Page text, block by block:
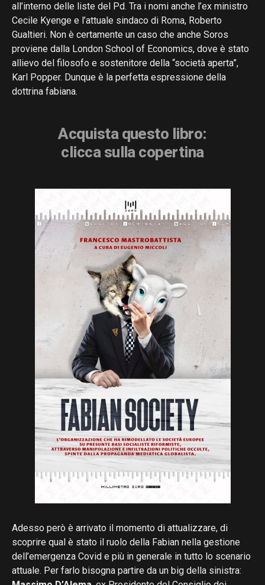
all’interno delle liste del Pd. Tra i nomi anche l’ex ministro
Cecile Kyenge e l’attuale sindaco di Roma, Roberto
Gualtieri. Non è certamente un caso che anche Soros
proviene dalla London School of Economics, dove è stato
allievo del filosofo e sostenitore della “società aperta”,
Karl Popper. Dunque è la perfetta espressione della
dottrina fabiana.
Acquista questo libro:
clicca sulla copertina
Adesso però è arrivato il momento di attualizzare, di
scoprire qual è stato il ruolo della Fabian nella gestione
dell’emergenza Covid e più in generale in tutto lo scenario
attuale. Per farlo bisogna partire da un big della sinistra: